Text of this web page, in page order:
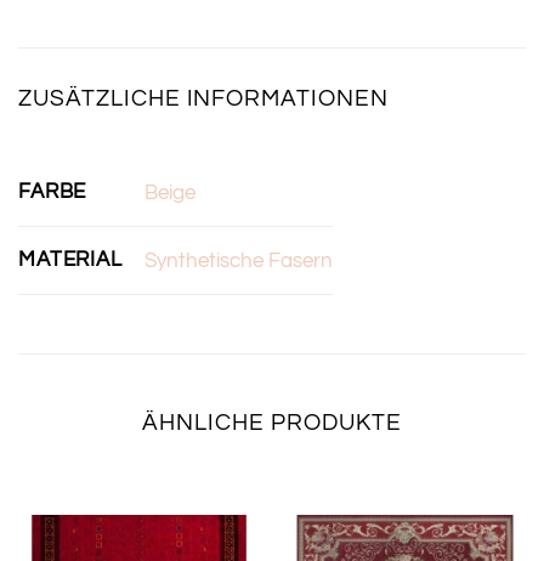
ZUSÄTZLICHE INFORMATIONEN
FARBE Beige
MATERIAL Synthetische Fasern
ÄHNLICHE PRODUKTE